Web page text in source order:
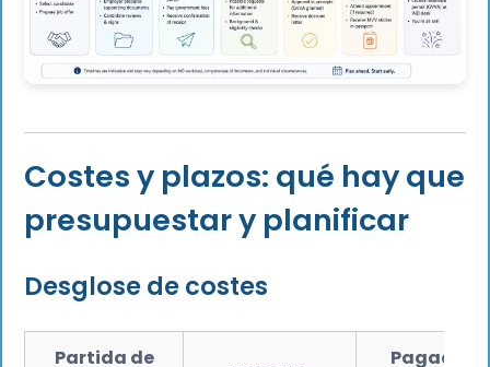
Costes y plazos: qué hay que
presupuestar y planificar
Desglose de costes
Partida de
Pagado